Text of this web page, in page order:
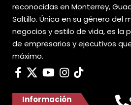
reconocidas en Monterrey,
Saltillo. Única en su género del
negocios y estilo de vida, es la
de empresarios y ejecutivos
máximo.
Información